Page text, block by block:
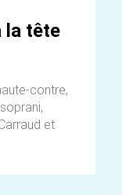
la tête
contre,
et